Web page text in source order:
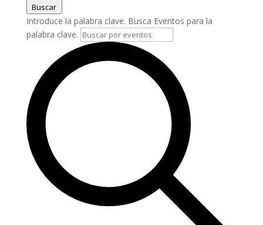
Buscar
Introduce la palabra clave. Busca Eventos para la
palabra clave.